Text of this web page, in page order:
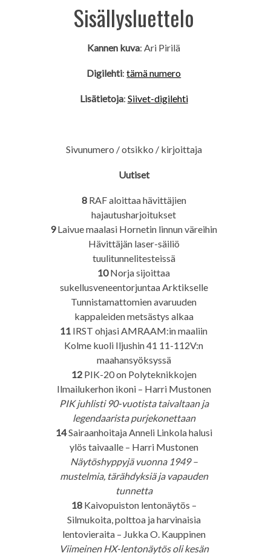
Sisällysluettelo
Kannen kuva: Ari Pirilä
Digilehti:tämä numero
Lisätietoja: Siivet-digilehti
Sivunumero / otsikko / kirjoittaja
Uutiset
8RAF aloittaa hävittäjien
hajautusharjoitukset
9Laivue maalasi Hornetin linnun väreihin
Hävittäjän laser-säiliö
tuulitunnelitesteissä
10Norja sijoittaa
sukellusveneentorjuntaa Arktikselle
Tunnistamattomien avaruuden
kappaleiden metsästys alkaa
11 IRST ohjasi AMRAAM:in maaliin
Kolme kuoli Iljushin 41 11-112V:n
maahansyöksyssä
12PIK-20 on Polyteknikkojen
Ilmailukerhon ikoni – Harri Mustonen
PIK juhlisti 90-vuotista taivaltaan ja
legendaarista purjekonettaan
14Sairaanhoitaja Anneli Linkola halusi
ylös taivaalle – Harri Mustonen
Näytöshyppyjä vuonna 1949 –
mustelmia, tärähdyksiä ja vapauden
tunnetta
18Kaivopuiston lentonäytös –
Silmukoita, polttoa ja harvinaisia
lentovieraita – Jukka O. Kauppinen
Viimeinen HX-lentonäytös oli kesän